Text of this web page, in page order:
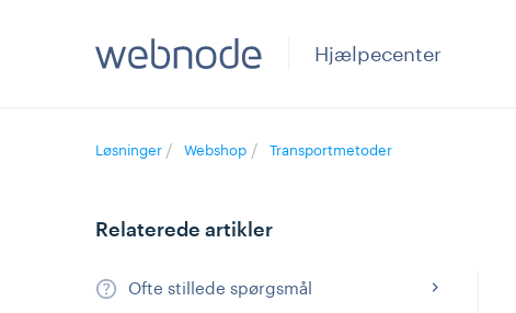
Hjælpecenter
Løsninger Webshop Transportmetoder
Relaterede artikler
Ofte stillede spørgsmål